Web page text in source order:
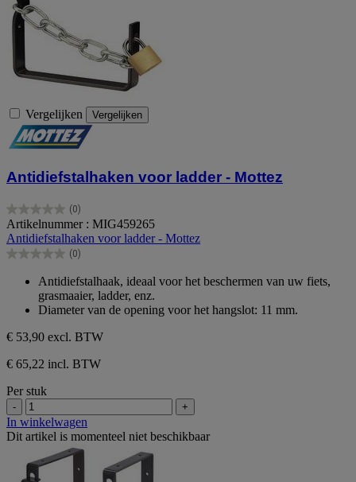
Vergelijken Vergelijken
Antidiefstalhaken voor ladder - Mottez
(0)
0.0
van
de
5
Artikelnummer : MIG459265
Antidiefstalhaken voor ladder - Mottez
(0)
0.0
sterren.
Antidiefstalhaak, ideaal voor het beschermen van uw fiets,
grasmaaier, ladder, enz.
Diameter van de opening voor het hangslot: 11 mm.
€ 53,90 excl. BTW
€ 65,22 incl. BTW
Per stuk
- +
In winkelwagen
Dit artikel is momenteel niet beschikbaar